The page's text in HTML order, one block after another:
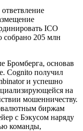
ICO
собрано 205 млн
Бромберга, основав
Cognito получил
и успешно
на
мошенничеству.
биржам
с Бэкусом наряду
команды,